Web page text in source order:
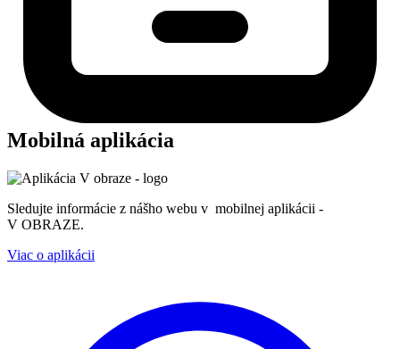
Mobilná aplikácia
Sledujte informácie z nášho webu v mobilnej aplikácii -
V OBRAZE.
Viac o aplikácii